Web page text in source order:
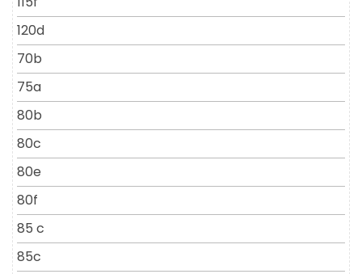
120d
70b
75a
80b
80c
80e
80f
85 c
85c